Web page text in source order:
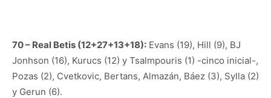
70 – Real Betis (12+27+13+18): Evans (19), Hill (9), BJ
Jonhson (16), Kurucs (12) y Tsalmpouris (1) -cinco inicial-,
Pozas (2), Cvetkovic, Bertans, Almazán, Báez (3), Sylla (2)
y Gerun (6).